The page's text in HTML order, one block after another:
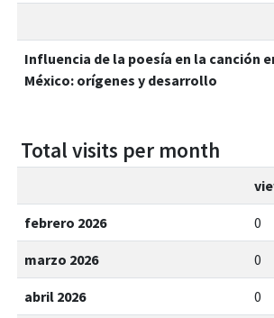
Influencia de la poesía en la canción
México: orígenes y desarrollo
Total visits per month
febrero 2026 0
marzo 2026 0
abril 2026 0